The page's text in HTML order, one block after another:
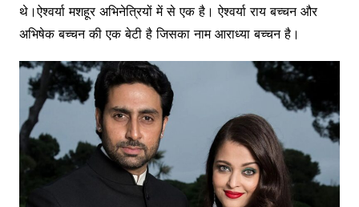
थे।ऐश्वर्या मशहूर अभिनेत्रियों में से एक है। ऐश्वर्या राय बच्चन और
अभिषेक बच्चन की एक बेटी है जिसका नाम आराध्या बच्चन है।